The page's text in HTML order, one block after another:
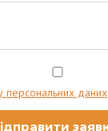
персональних даних